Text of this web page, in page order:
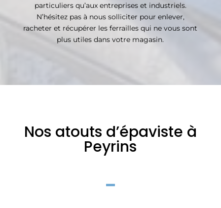
particuliers qu’aux entreprises et industriels.
N’hésitez pas à nous solliciter pour enlever,
racheter et récupérer les ferrailles qui ne vous sont
plus utiles dans votre magasin.
Nos atouts d’épaviste à
Peyrins